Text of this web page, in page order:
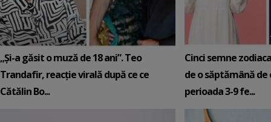
„Și-a găsit o muză de 18 ani”. Teo
Trandafir, reacție virală după ce ce
Cătălin Bo...
Cinci semne
de o săptămână de
perioada 3-9 fe...